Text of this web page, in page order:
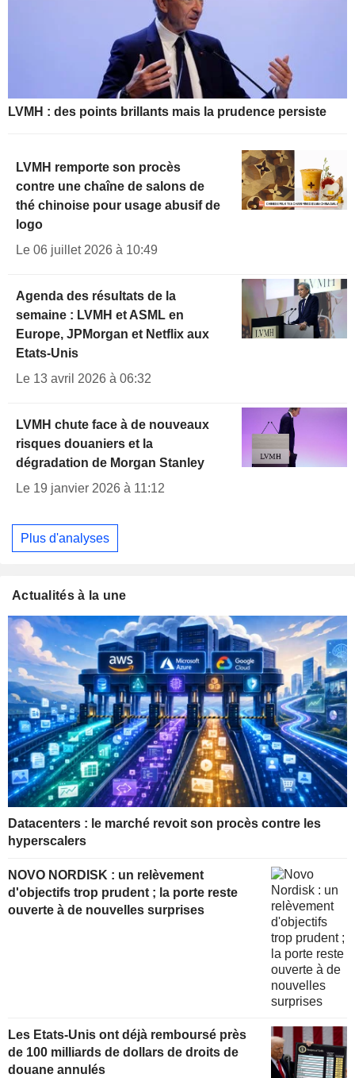
LVMH : des points brillants mais la prudence persiste
LVMH remporte son procès
contre une chaîne de salons de
thé chinoise pour usage abusif de
logo
Le 06 juillet 2026 à 10:49
Agenda des résultats de la
semaine : LVMH et ASML en
Europe, JPMorgan et Netflix aux
Etats-Unis
Le 13 avril 2026 à 06:32
LVMH chute face à de nouveaux
risques douaniers et la
dégradation de Morgan Stanley
Le 19 janvier 2026 à 11:12
Plus d'analyses
Actualités à la une
Datacenters : le marché revoit son procès contre les
hyperscalers
NOVO NORDISK : un relèvement
d'objectifs trop prudent ; la porte reste
ouverte à de nouvelles surprises
Les Etats-Unis ont déjà remboursé près
de 100 milliards de dollars de droits de
douane annulés